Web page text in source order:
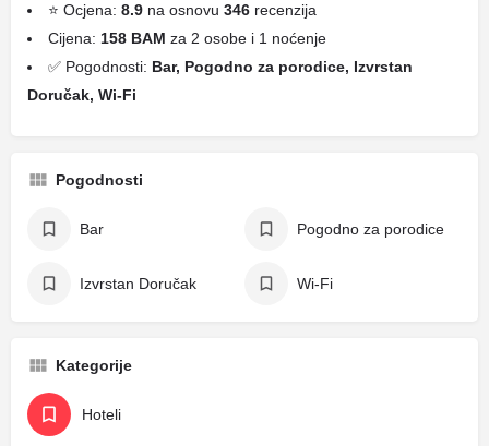
⭐ Ocjena: 8.9 na osnovu 346 recenzija
Cijena: 158 BAM za 2 osobe i 1 noćenje
✅ Pogodnosti: Bar, Pogodno za porodice, Izvrstan
Doručak, Wi-Fi
Pogodnosti
Bar Pogodno za porodice
Izvrstan Doručak Wi-Fi
Kategorije
Hoteli